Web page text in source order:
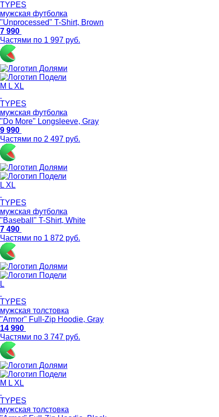
TYPES
мужская футболка
"Unprocessed" T-Shirt, Brown
7 990
Частями по 1 997 руб.
M L XL
TYPES
мужская футболка
"Do More" Longsleeve, Gray
9 990
Частями по 2 497 руб.
L XL
TYPES
мужская футболка
"Baseball" T-Shirt, White
7 490
Частями по 1 872 руб.
L
TYPES
мужская толстовка
"Armor" Full-Zip Hoodie, Gray
14 990
Частями по 3 747 руб.
M L XL
TYPES
мужская толстовка